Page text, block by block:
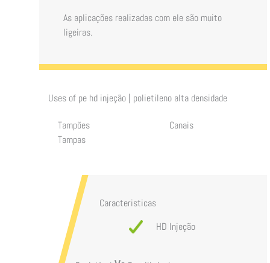
As aplicações realizadas com ele são muito
ligeiras.
Uses of pe hd injeção | polietileno alta densidade
Tampões
Tampas
Canais
Caracteristicas
HD Injeção